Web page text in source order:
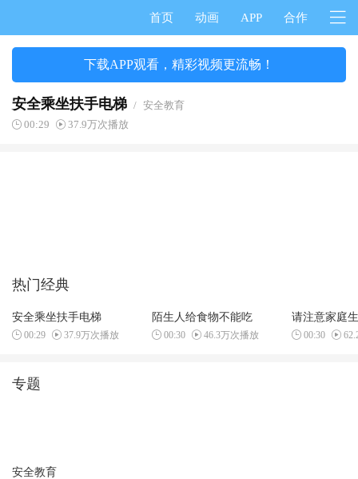
首页 动画 APP 合作
下载APP观看，精彩视频更流畅！
安全乘坐扶手电梯 / 安全教育
00:29
37.9万次播放
热门经典
安全乘坐扶手电梯
00:29 37.9万次播放
陌生人给食物不能吃
00:30 46.3万次播放
请注意家庭
00:30
专题
安全教育